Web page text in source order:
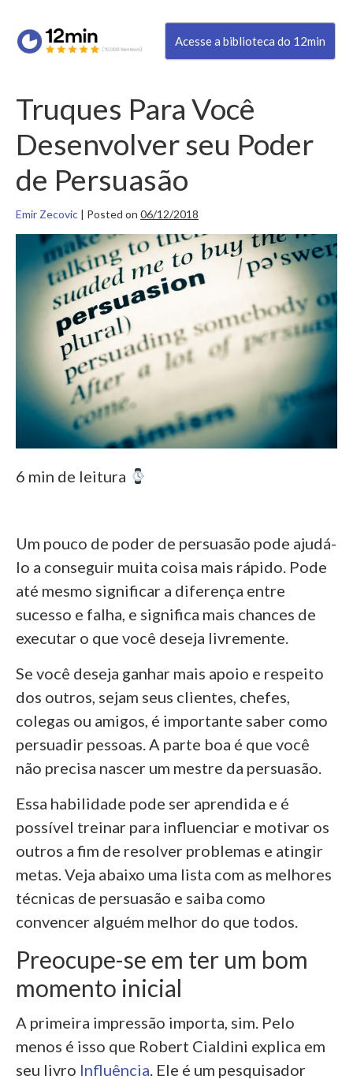
Acesse a biblioteca do 12min
Truques Para Você
Desenvolver seu Poder
de Persuasão
Emir Zecovic | Posted on 06/12/2018
6 min de leitura
Um pouco de poder de persuasão pode ajudá-
lo a conseguir muita coisa mais rápido. Pode
até mesmo significar a diferença entre
sucesso e falha, e significa mais chances de
executar o que você deseja livremente.
Se você deseja ganhar mais apoio e respeito
dos outros, sejam seus clientes, chefes,
colegas ou amigos, é importante saber como
persuadir pessoas. A parte boa é que você
não precisa nascer um mestre da persuasão.
Essa habilidade pode ser aprendida e é
possível treinar para influenciar e motivar os
outros a fim de resolver problemas e atingir
metas. Veja abaixo uma lista com as melhores
técnicas de persuasão e saiba como
convencer alguém melhor do que todos.
Preocupe-se em ter um bom
momento inicial
A primeira impressão importa, sim. Pelo
menos é isso que Robert Cialdini explica em
seu livro Influência. Ele é um pesquisador